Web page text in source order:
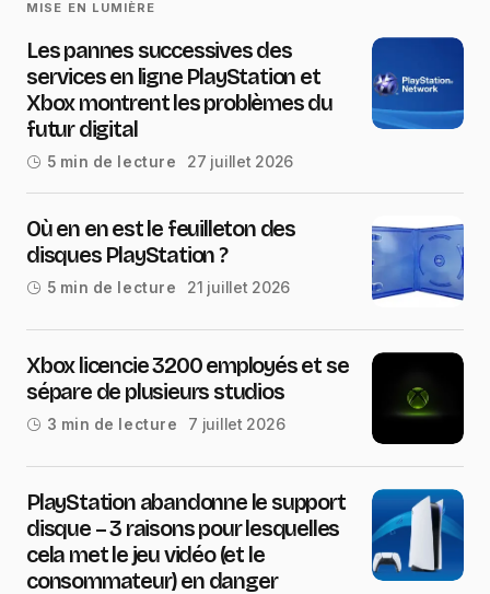
MISE EN LUMIÈRE
Les pannes successives des
services en ligne PlayStation et
Xbox montrent les problèmes du
futur digital
5 min de lecture 27 juillet 2026
Où en en est le feuilleton des
disques PlayStation ?
5 min de lecture 21 juillet 2026
Xbox licencie 3200 employés et se
sépare de plusieurs studios
3 min de lecture 7 juillet 2026
PlayStation abandonne le support
disque – 3 raisons pour lesquelles
cela met le jeu vidéo (et le
consommateur) en danger